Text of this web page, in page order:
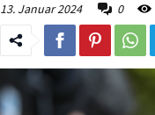
13. Januar 2024
0